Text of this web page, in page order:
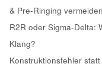
& Pre-Ringing vermeiden
R2R oder Sigma-Delta:
Klang?
Konstruktionsfehler